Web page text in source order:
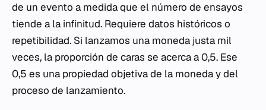
de un evento a medida que el número de ensayos
tiende a la infinitud. Requiere datos históricos o
repetibilidad. Si lanzamos una moneda justa mil
veces, la proporción de caras se acerca a 0,5. Ese
0,5 es una propiedad objetiva de la moneda y del
proceso de lanzamiento.